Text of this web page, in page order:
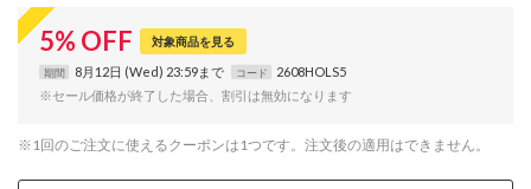
5% OFF 対象商品を見る
期間 8月12日 (Wed) 23:59まで コード
2608HOLS5
※セール価格が終了した場合、割引は無効になります
※1回のご注文に使えるクーポンは1つです。注文後の適用はできません。